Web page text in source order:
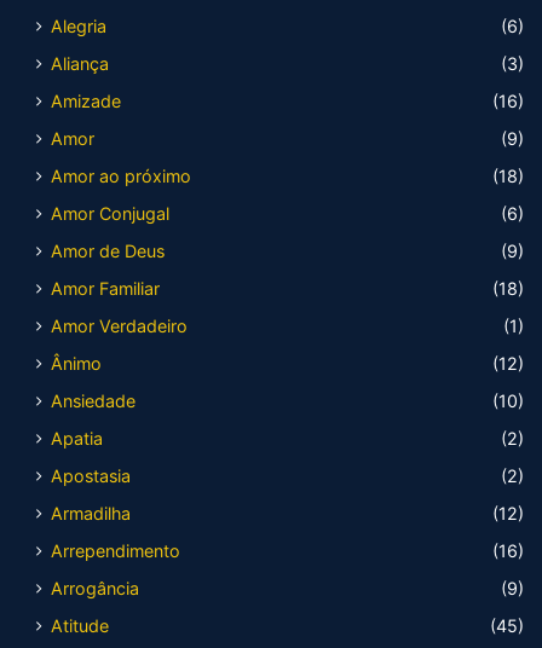
Alegria
(6)
Aliança
(3)
Amizade
(16)
Amor
(9)
Amor ao próximo
(18)
Amor Conjugal
(6)
Amor de Deus
(9)
Amor Familiar
(18)
Amor Verdadeiro
(1)
Ânimo
(12)
Ansiedade
(10)
Apatia
(2)
Apostasia
(2)
Armadilha
(12)
Arrependimento
(16)
Arrogância
(9)
Atitude
(45)